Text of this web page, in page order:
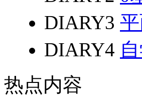
DIARY3
DIARY4
热点内容